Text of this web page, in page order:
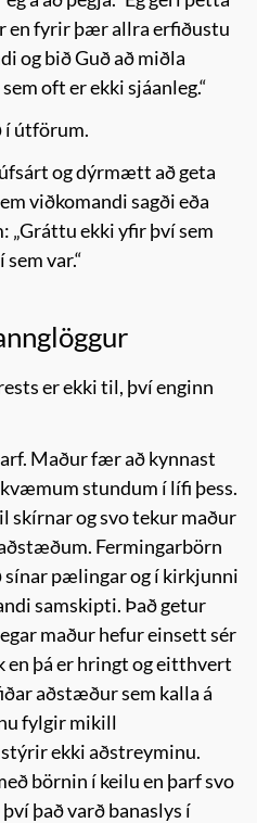
en fyrir þær allra erfiðustu
og bið Guð að miðla
oft er ekki sjáanleg.“
í útförum.
og dýrmætt að geta
viðkomandi sagði eða
„Gráttu ekki yfir því sem
var.“
er ekki til, því enginn
Maður fær að kynnast
stundum í lífi þess.
skírnar og svo tekur maður
Fermingarbörn
sínar pælingar og í kirkjunni
samskipti. Það getur
maður hefur einsett sér
þá er hringt og eitthvert
aðstæður sem kalla á
fylgir mikill
ekki aðstreyminu.
börnin í keilu en þarf svo
það varð banaslys í